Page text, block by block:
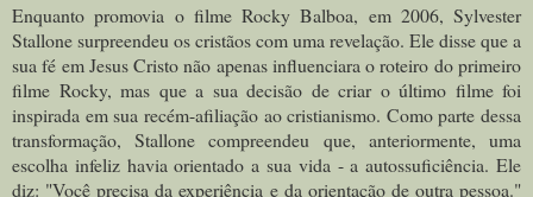
Enquanto promovia o filme Rocky Balboa, em 2006, Sylvester
Stallone surpreendeu os cristãos com uma revelação. Ele disse que a
sua fé em Jesus Cristo não apenas influenciara o roteiro do primeiro
filme Rocky, mas que a sua decisão de criar o último filme foi
inspirada em sua recém-afiliação ao cristianismo. Como parte dessa
transformação, Stallone compreendeu que, anteriormente, uma
escolha infeliz havia orientado a sua vida - a autossuficiência. Ele
diz: "Você precisa da experiência e da orientação de outra pessoa."